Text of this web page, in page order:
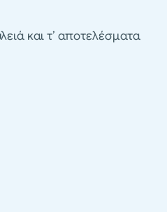
και τ’ αποτελέσματα